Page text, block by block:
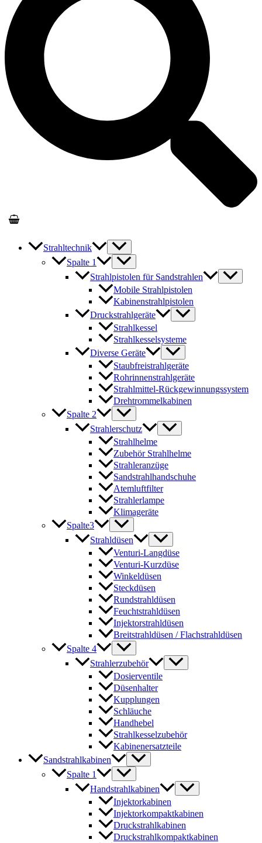
Strahltechnik
Spalte 1
Strahlpistolen für Sandstrahlen
Mobile Strahlpistolen
Kabinenstrahlpistolen
Druckstrahlgeräte
Strahlkessel
Strahlkesselsysteme
Diverse Geräte
Staubfreistrahlgeräte
Rohrinnenstrahlgeräte
Strahlmittel-Rückgewinnungssystem
Drehtrommelkabinen
Spalte 2
Strahlerschutz
Strahlhelme
Zubehör Strahlhelme
Strahleranzüge
Sandstrahlhandschuhe
Atemluftfilter
Strahlerlampe
Klimageräte
Spalte3
Strahldüsen
Venturi-Langdüse
Venturi-Kurzdüse
Winkeldüsen
Steckdüsen
Rundstrahldüsen
Feuchtstrahldüsen
Injektorstrahldüsen
Breitstrahldüsen / Flachstrahldüsen
Spalte 4
Strahlerzubehör
Dosierventile
Düsenhalter
Kupplungen
Schläuche
Handhebel
Strahlkesselzubehör
Kabinenersatzteile
Sandstrahlkabinen
Spalte 1
Handstrahlkabinen
Injektorkabinen
Injektorkompaktkabinen
Druckstrahlkabinen
Druckstrahlkompaktkabinen